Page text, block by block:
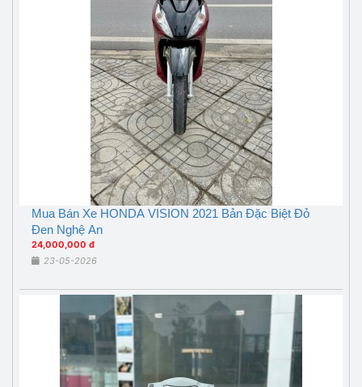
Mua Bán Xe HONDA VISION 2021 Bản Đặc Biệt Đỏ
Đen Nghệ An
24,000,000 đ
23-05-2026